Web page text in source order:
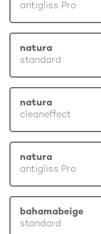
antigliss Pro
natura
standard
natura
cleaneffect
natura
antigliss Pro
bahamabeige
standard